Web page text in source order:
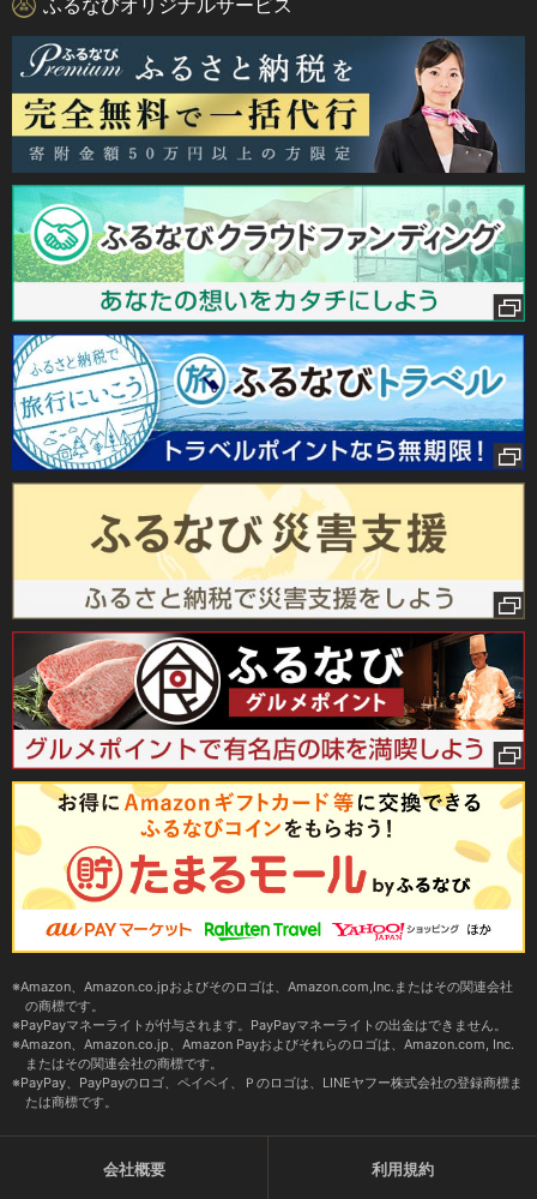
Amazon、Amazon.co.jpおよびそのロゴは、Amazon.com,Inc.またはその関連会社
の商標です。
PayPayマネーライトが付与されます。PayPayマネーライトの出金はできません。
Amazon、Amazon.co.jp、Amazon Payおよびそれらのロゴは、Amazon.com, Inc.
またはその関連会社の商標です。
PayPay、PayPayのロゴ、ペイペイ、Ｐのロゴは、LINEヤフー株式会社の登録商標ま
たは商標です。
会社概要 利用規約